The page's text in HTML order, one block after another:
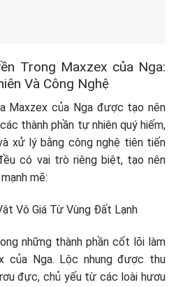
Trong Maxzex của Nga:
Và Công Nghệ
Maxzex của Nga được tạo nên
thành phần tự nhiên quý hiếm,
xử lý bằng công nghệ tiên tiến
có vai trò riêng biệt, tạo nên
mẽ:
Vô Giá Từ Vùng Đất Lạnh
những thành phần cốt lõi làm
của Nga. Lộc nhung được thu
đực, chủ yếu từ các loài hươu